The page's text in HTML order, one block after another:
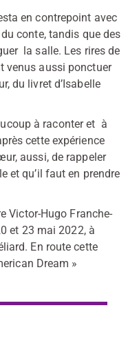
en contrepoint avec
conte, tandis que des
la salle. Les rires de
venus aussi ponctuer
du livret d’Isabelle
à raconter et à
cette expérience
aussi, de rappeler
et qu’il faut en prendre
Victor-Hugo Franche-
et 23 mai 2022, à
En route cette
Dream »